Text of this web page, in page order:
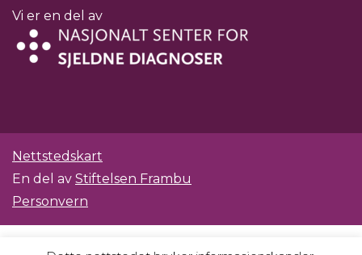
Vi er en del av
Nettstedskart
En del av Stiftelsen Frambu
Personvern